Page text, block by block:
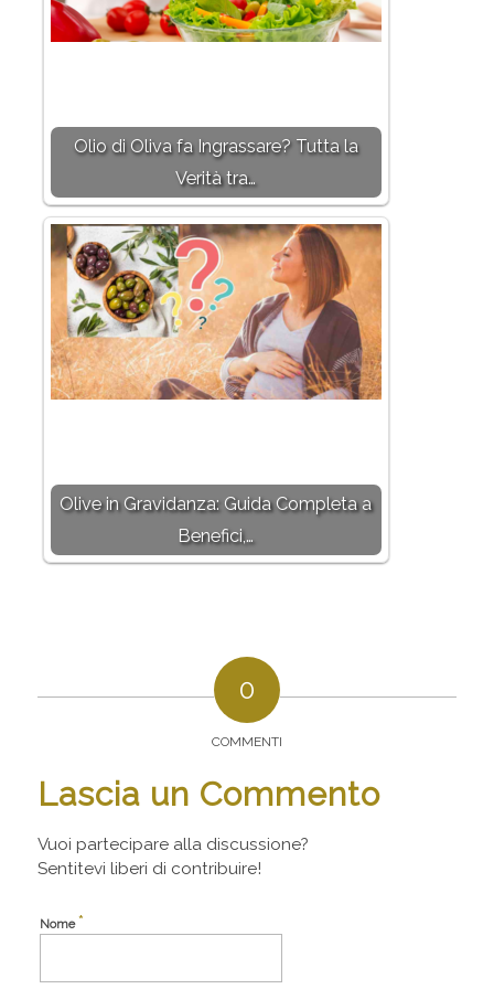
Olio di Oliva fa Ingrassare? Tutta la
Verità tra…
Olive in Gravidanza: Guida Completa a
Benefici,…
0
COMMENTI
Lascia un Commento
Vuoi partecipare alla discussione?
Sentitevi liberi di contribuire!
Nome*